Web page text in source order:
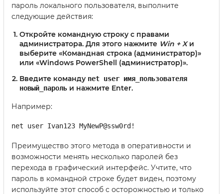
пароль локального пользователя, выполните
следующие действия:
Откройте командную строку с правами
администратора. Для этого нажмите Win + Xи
выберите «Командная строка (администратор)»
или «Windows PowerShell (администратор)».
Введите команду net user имя_пользователя
новый_пароль и нажмите Enter.
Например:
net user Ivan123 MyNewP@ssw0rd!
Преимущество этого метода в оперативности и
возможности менять несколько паролей без
перехода в графический интерфейс. Учтите, что
пароль в командной строке будет виден, поэтому
используйте этот способ с осторожностью и только